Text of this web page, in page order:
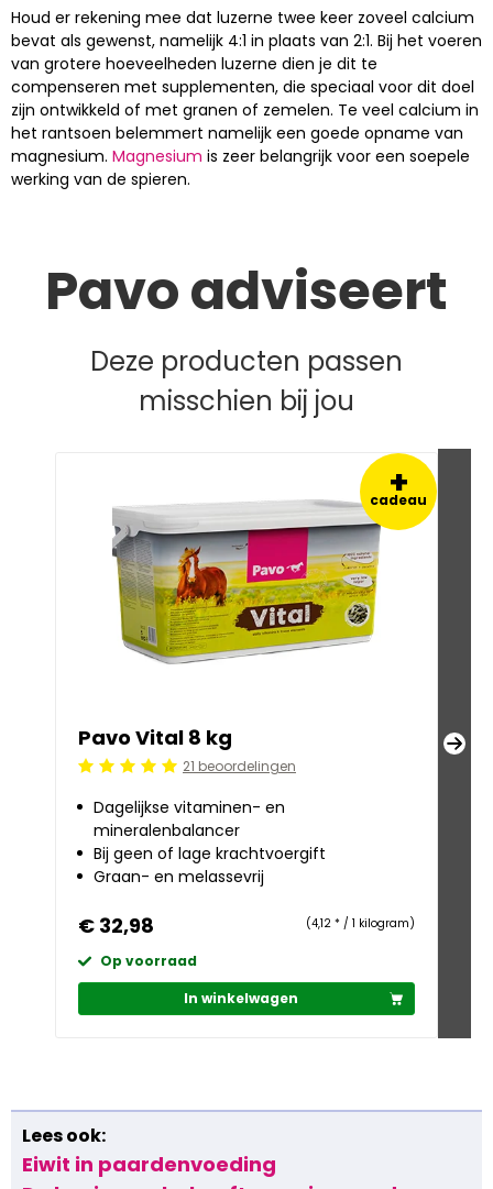
Houd er rekening mee dat luzerne twee keer zoveel calcium
bevat als gewenst, namelijk 4:1 in plaats van 2:1. Bij het voeren
van grotere hoeveelheden luzerne dien je dit te
compenseren met supplementen, die speciaal voor dit doel
zijn ontwikkeld of met granen of zemelen. Te veel calcium in
het rantsoen belemmert namelijk een goede opname van
magnesium. Magnesium is zeer belangrijk voor een soepele
werking van de spieren.
Pavo adviseert
Deze producten passen
misschien bij jou
+
cadeau
Pavo Vital 8 kg
Beoordeling: 5/521 beoordelingen
Dagelijkse vitaminen- en
mineralenbalancer
Bij geen of lage krachtvoergift
Graan- en melassevrij
€ 32,98 (4,12 * / 1 kilogram)
Op voorraad
In winkelwagen
Lees ook:
Eiwit in paardenvoeding